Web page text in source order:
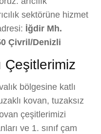
sektörüne hizmet
İğdir Mh.
Çivril/Denizli
Çeşitlerimiz
bölgesine katlı
kovan, tuzaksız
çeşitlerimizi
ve 1. sınıf çam